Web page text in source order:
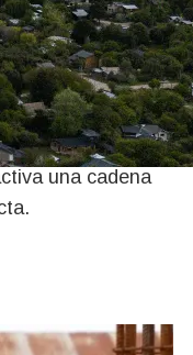
una cadena